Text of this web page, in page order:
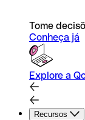
Tome
Conheça já
Explore a
Recursos